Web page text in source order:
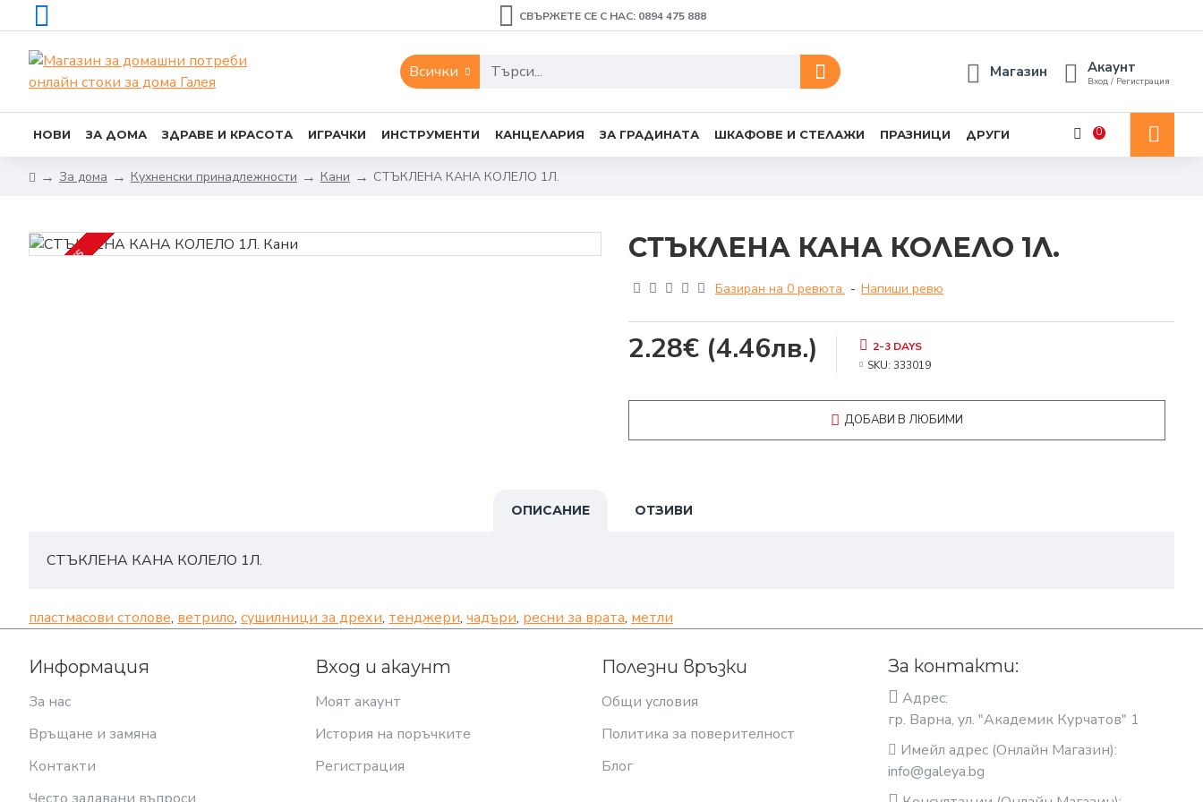
СВЪРЖЕТЕ СЕ С НАС: 0894 475 888
Всички Магазин Акаунт
Вход / Регистрация
НОВИ ЗА ДОМА ЗДРАВЕ И КРАСОТА ИГРАЧКИ ИНСТРУМЕНТИ КАНЦЕЛАРИЯ ЗА ГРАДИНАТА ШКАФОВЕ И СТЕЛАЖИ ПРАЗНИЦИ ДРУГИ 0
За дома Кухненски принадлежности Кани СТЪКЛЕНА КАНА КОЛЕЛО 1Л.
2-3 DAYS СТЪКЛЕНА КАНА КОЛЕЛО 1Л.
Базиран на 0 ревюта. - Напиши ревю
2.28€ (4.46лв.)
2-3 DAYS
SKU: 333019
ДОБАВИ В ЛЮБИМИ
ОПИСАНИЕ ОТЗИВИ
СТЪКЛЕНА КАНА КОЛЕЛО 1Л.
пластмасови столове, ветрило, сушилници за дрехи, тенджери, чадъри, ресни за врата, метли
Информация
За нас
Връщане и замяна
Контакти
Вход и акаунт
Моят акаунт
История на поръчките
Регистрация
Полезни връзки
Общи условия
Политика за поверителност
Блог
За контакти:
Адрес:
гр. Варна, ул. "Академик Курчатов" 1
Имейл адрес (Онлайн Магазин):
info@galeya.bg